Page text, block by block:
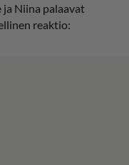
Niina palaavat
reaktio: